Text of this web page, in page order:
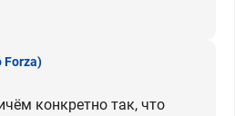
Forza)
конкретно так, что